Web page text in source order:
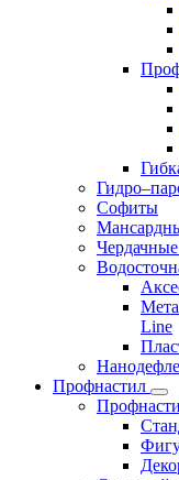
Софиты
Line
Профнастил